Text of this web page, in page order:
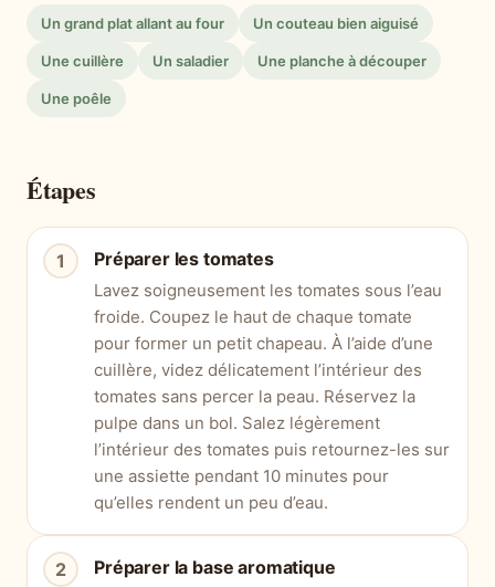
Un grand plat allant au four Un couteau bien aiguisé
Une cuillère Un saladier Une planche à découper
Une poêle
Étapes
Préparer les tomates
Lavez soigneusement les tomates sous l’eau
froide. Coupez le haut de chaque tomate
pour former un petit chapeau. À l’aide d’une
cuillère, videz délicatement l’intérieur des
tomates sans percer la peau. Réservez la
pulpe dans un bol. Salez légèrement
l’intérieur des tomates puis retournez-les sur
une assiette pendant 10 minutes pour
qu’elles rendent un peu d’eau.
Préparer la base aromatique